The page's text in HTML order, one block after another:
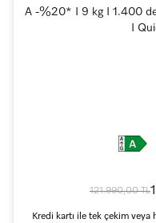
A -%20* I 9 kg I 1.400
I
121.990,00 TL
Kredi kartı ile tek çekim